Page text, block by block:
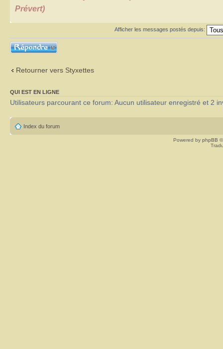
Prévert)
Afficher les messages postés depuis:
Répondre
Retourner vers Styxettes
QUI EST EN LIGNE
Utilisateurs parcourant ce forum: Aucun utilisateur enregistré et 2
Index du forum
Powered by phpBB